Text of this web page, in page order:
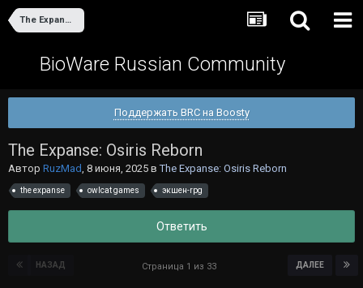
The Expanse: Osiris Reborn
BioWare Russian Community
Поддержать BRC на Boosty
The Expanse: Osiris Reborn
Автор RuzMad, 8 июня, 2025 вThe Expanse: Osiris Reborn
the expanse owlcat games экшен-rpg
Ответить
НАЗАД ДАЛЕЕ
Страница 1 из 33